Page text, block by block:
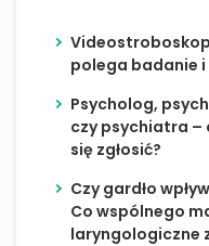
polega badanie
Psycholog,
czy psychiatra –
się zgłosić?
Czy gardło
Co wspólnego
laryngologiczne